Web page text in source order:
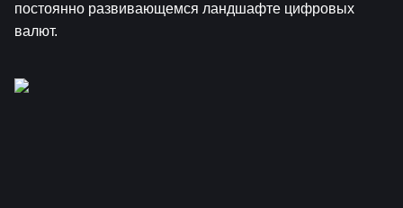
постоянно развивающемся ландшафте цифровых
валют.